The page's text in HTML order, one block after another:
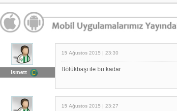
ismett
15 Ağustos 2015 | 23:30
Bölükbaşı ile bu kadar
15 Ağustos 2015 | 23:27